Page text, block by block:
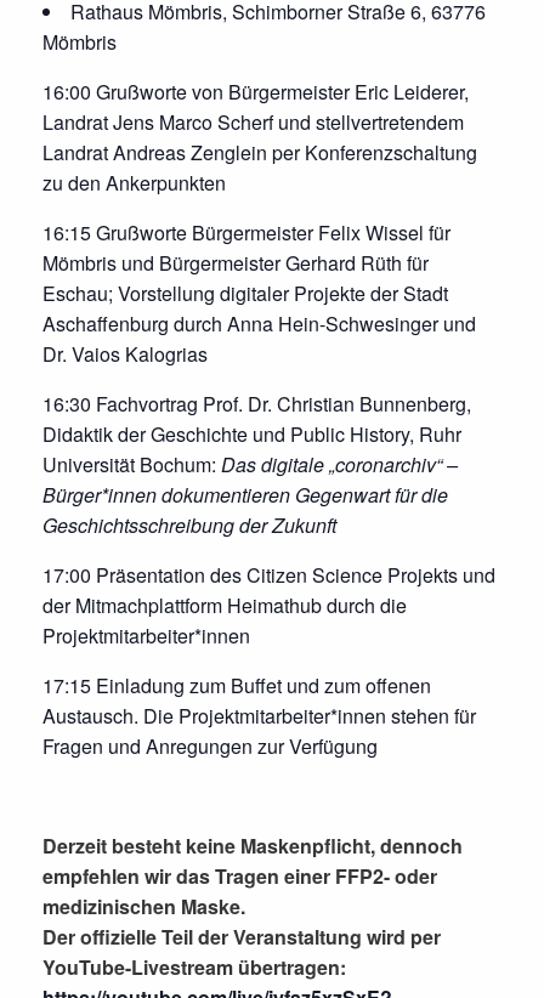
Rathaus Mömbris, Schimborner Straße 6, 63776
Mömbris
16:00 Grußworte von Bürgermeister Eric Leiderer,
Landrat Jens Marco Scherf und stellvertretendem
Landrat Andreas Zenglein per Konferenzschaltung
zu den Ankerpunkten
16:15 Grußworte Bürgermeister Felix Wissel für
Mömbris und Bürgermeister Gerhard Rüth für
Eschau; Vorstellung digitaler Projekte der Stadt
Aschaffenburg durch Anna Hein-Schwesinger und
Dr. Vaios Kalogrias
16:30 Fachvortrag Prof. Dr. Christian Bunnenberg,
Didaktik der Geschichte und Public History, Ruhr
Universität Bochum: Das digitale „coronarchiv“ –
Bürger*innen dokumentieren Gegenwart für die
Geschichtsschreibung der Zukunft
17:00 Präsentation des Citizen Science Projekts und
der Mitmachplattform Heimathub durch die
Projektmitarbeiter*innen
17:15 Einladung zum Buffet und zum offenen
Austausch. Die Projektmitarbeiter*innen stehen für
Fragen und Anregungen zur Verfügung
Derzeit besteht keine Maskenpflicht, dennoch
empfehlen wir das Tragen einer FFP2- oder
medizinischen Maske.
Der offizielle Teil der Veranstaltung wird per
YouTube-Livestream übertragen: